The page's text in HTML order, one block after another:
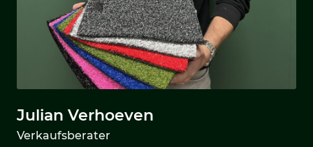
Julian Verhoeven
Verkaufsberater